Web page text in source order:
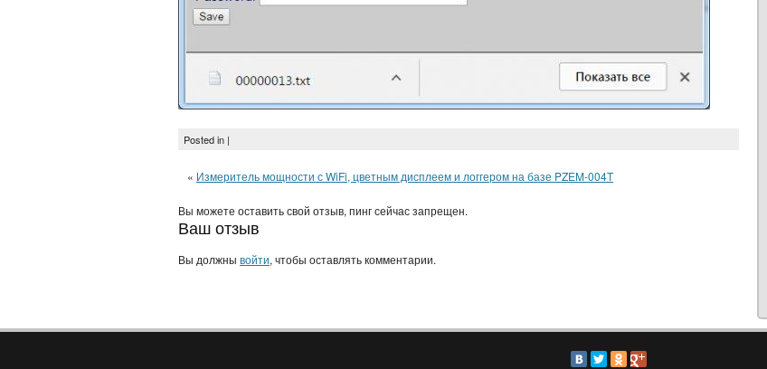
Posted in |
« Измеритель мощности с WiFi, цветным дисплеем и логгером на базе PZEM-004T
Вы можете оставить свой отзыв, пинг сейчас запрещен.
Ваш отзыв
Вы должны войти, чтобы оставлять комментарии.